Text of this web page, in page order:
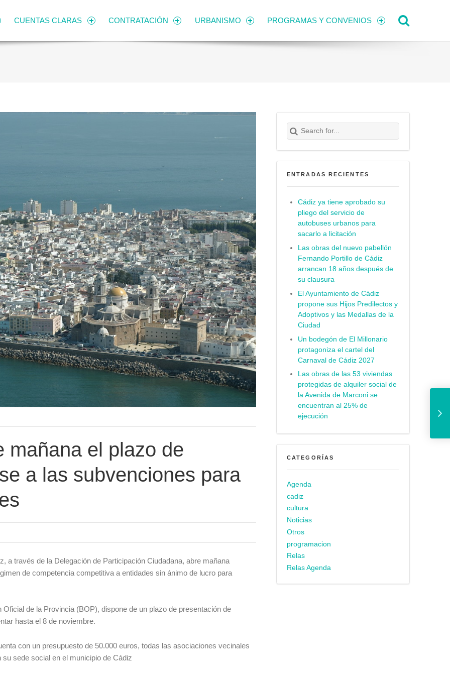
CUENTAS CLARAS CONTRATACIÓN URBANISMO PROGRAMAS Y CONVENIOS
mañana el plazo de
a las subvenciones para
a través de la Delegación de Participación Ciudadana, abre mañana
de competencia competitiva a entidades sin ánimo de lucro para
de la Provincia (BOP), dispone de un plazo de presentación de
hasta el 8 de noviembre.
con un presupuesto de 50.000 euros, todas las asociaciones vecinales
sede social en el municipio de Cádiz
Search for:
Buscar
ENTRADAS RECIENTES
Cádiz ya tiene aprobado su
pliego del servicio de
autobuses urbanos para
sacarlo a licitación
Las obras del nuevo pabellón
Fernando Portillo de Cádiz
arrancan 18 años después de
su clausura
El Ayuntamiento de Cádiz
propone sus Hijos Predilectos y
Adoptivos y las Medallas de la
Ciudad
Un bodegón de El Millonario
protagoniza el cartel del
Carnaval de Cádiz 2027
Las obras de las 53 viviendas
protegidas de alquiler social de
la Avenida de Marconi se
encuentran al 25% de
ejecución
CATEGORÍAS
Agenda
cadiz
cultura
Noticias
Otros
programacion
Relas
Relas Agenda